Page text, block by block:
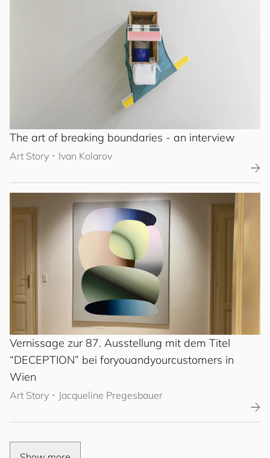
The art of breaking boundaries - an interview
Art Story ･ Ivan Kolarov
Vernissage zur 87. Ausstellung mit dem Titel
“DECEPTION” bei foryouandyourcustomers in
Wien
Art Story ･ Jacqueline Pregesbauer